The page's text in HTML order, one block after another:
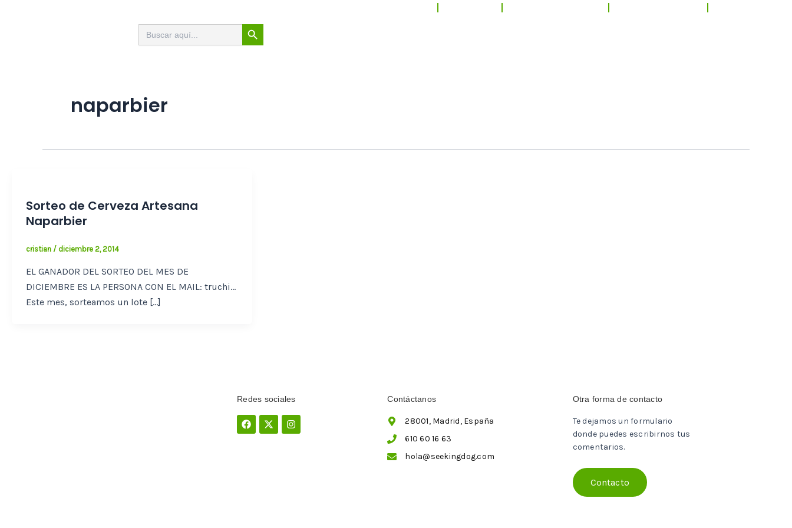
Buscar: Botón de búsqueda
naparbier
Sorteo de Cerveza Artesana
Naparbier
cristian / diciembre 2, 2014
EL GANADOR DEL SORTEO DEL MES DE
DICIEMBRE ES LA PERSONA CON EL MAIL: truchi…
Este mes, sorteamos un lote […]
Redes sociales
Facebook
X-
twitter
Instagram
Contáctanos
28001, Madrid, España
610 60 16 63
hola@seekingdog.com
Otra forma de contacto
Te dejamos un formulario
donde puedes escribirnos tus
comentarios.
Contacto